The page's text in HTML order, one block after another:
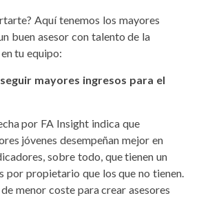
Aquí tenemos los mayores
buen asesor con talento de la
tu equipo:
mayores ingresos para el
por FA Insight indica que
jóvenes desempeñan mejor en
sobre todo, que tienen un
por propietario que los que no tienen.
menor coste para crear asesores